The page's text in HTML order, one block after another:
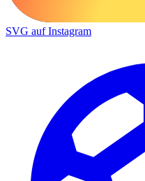
SVG auf Instagram